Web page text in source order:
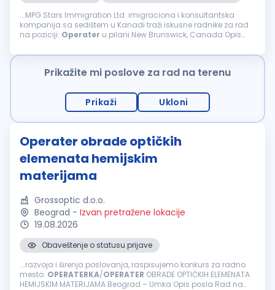
...MPG Stars Immigration Ltd. imigraciona i konsultantska
kompanija sa sedištem u Kanadi traži iskusne radnike za rad
na poziciji: Operater u pilani New Brunswick, Canada Opis
dizalicama...
Prikažite mi poslove za rad na terenu
Prikaži Ukloni
Operater obrade optičkih
elemenata hemijskim
materijama
Grossoptic d.o.o.
Beograd - Izvan pretražene lokacije
19.08.2026
Obaveštenje o statusu prijave
...razvoja i širenja poslovanja, raspisujemo konkurs za radno
mesto: OPERATERKA/OPERATER OBRADE OPTIČKIH ELEMENATA
HEMIJSKIM MATERIJAMA Beograd – Umka Opis posla Rad na